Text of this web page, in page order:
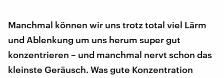
Manchmal können wir uns trotz total viel Lärm
und Ablenkung um uns herum super gut
konzentrieren – und manchmal nervt schon das
kleinste Geräusch. Was gute Konzentration